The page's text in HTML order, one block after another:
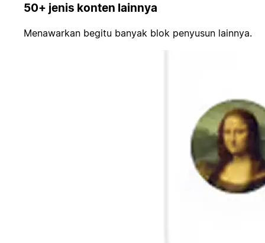
50+ jenis konten lainnya
Menawarkan begitu banyak blok penyusun lainnya.